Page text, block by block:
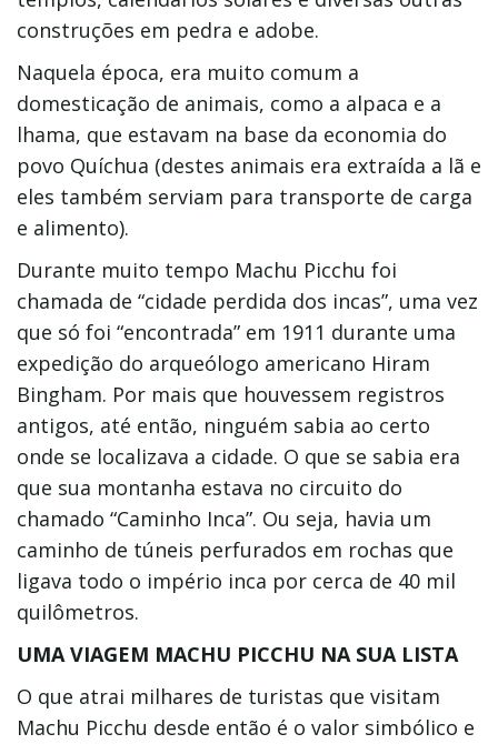
construções em pedra e adobe.
Naquela época, era muito comum a
domesticação de animais, como a alpaca e a
lhama, que estavam na base da economia do
povo Quíchua (destes animais era extraída a lã e
eles também serviam para transporte de carga
e alimento).
Durante muito tempo Machu Picchu foi
chamada de “cidade perdida dos incas”, uma vez
que só foi “encontrada” em 1911 durante uma
expedição do arqueólogo americano Hiram
Bingham. Por mais que houvessem registros
antigos, até então, ninguém sabia ao certo
onde se localizava a cidade. O que se sabia era
que sua montanha estava no circuito do
chamado “Caminho Inca”. Ou seja, havia um
caminho de túneis perfurados em rochas que
ligava todo o império inca por cerca de 40 mil
quilômetros.
UMA VIAGEM MACHU PICCHU NA SUA LISTA
O que atrai milhares de turistas que visitam
Machu Picchu desde então é o valor simbólico e